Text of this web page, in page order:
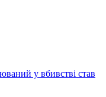
у вбивстві став